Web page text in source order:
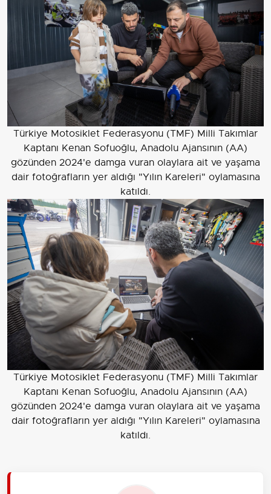
Türkiye Motosiklet Federasyonu (TMF) Milli Takımlar
Kaptanı Kenan Sofuoğlu, Anadolu Ajansının (AA)
gözünden 2024'e damga vuran olaylara ait ve yaşama
dair fotoğrafların yer aldığı "Yılın Kareleri" oylamasına
katıldı.
Türkiye Motosiklet Federasyonu (TMF) Milli Takımlar
Kaptanı Kenan Sofuoğlu, Anadolu Ajansının (AA)
gözünden 2024'e damga vuran olaylara ait ve yaşama
dair fotoğrafların yer aldığı "Yılın Kareleri" oylamasına
katıldı.